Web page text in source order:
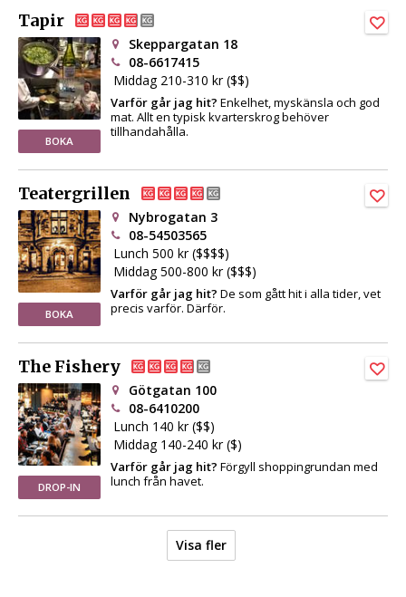
Tapir
BOKA
Skeppargatan 18
08-6617415
Middag 210-310 kr ($$)
Varför går jag hit? Enkelhet, myskänsla och god
mat. Allt en typisk kvarterskrog behöver
tillhandahålla.
Teatergrillen
BOKA
Nybrogatan 3
08-54503565
Lunch 500 kr ($$$$)
Middag 500-800 kr ($$$)
Varför går jag hit? De som gått hit i alla tider, vet
precis varför. Därför.
The Fishery
DROP-IN
Götgatan 100
08-6410200
Lunch 140 kr ($$)
Middag 140-240 kr ($)
Varför går jag hit? Förgyll shoppingrundan med
lunch från havet.
Visa fler